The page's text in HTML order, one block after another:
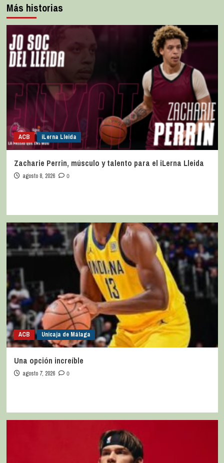
Más historias
ACB iLerna Lleida
Zacharie Perrin, músculo y talento para el iLerna Lleida
agosto 8, 2026 0
ACB Unicaja de Málaga
Una opción increíble
agosto 7, 2026 0